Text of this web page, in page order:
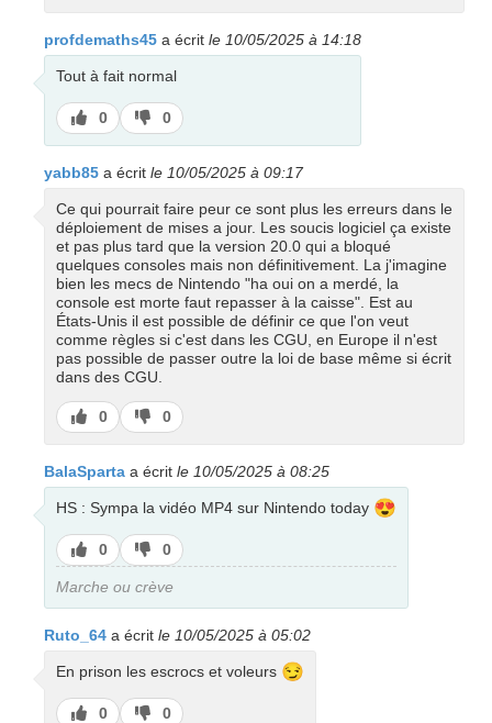
profdemaths45 a écrit le 10/05/2025 à 14:18
Tout à fait normal
J’aime
0
J’aime
pas
0
yabb85 a écrit le 10/05/2025 à 09:17
Ce qui pourrait faire peur ce sont plus les erreurs dans le
déploiement de mises a jour. Les soucis logiciel ça existe
et pas plus tard que la version 20.0 qui a bloqué
quelques consoles mais non définitivement. La j'imagine
bien les mecs de Nintendo "ha oui on a merdé, la
console est morte faut repasser à la caisse". Est au
États-Unis il est possible de définir ce que l'on veut
comme règles si c'est dans les CGU, en Europe il n'est
pas possible de passer outre la loi de base même si écrit
dans des CGU.
J’aime
0
J’aime
pas
0
BalaSparta a écrit le 10/05/2025 à 08:25
HS : Sympa la vidéo MP4 sur Nintendo today 😍
J’aime
0
J’aime
pas
0
Marche ou crève
Ruto_64 a écrit le 10/05/2025 à 05:02
En prison les escrocs et voleurs 😏
J’aime
0
J’aime
0